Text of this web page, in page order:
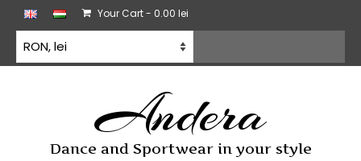
Your Cart- 0.00 lei
Andera
Dance and Sportwear in your style